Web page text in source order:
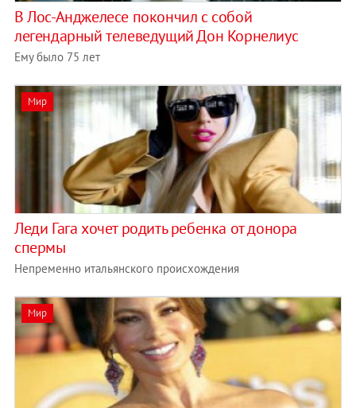
В Лос-Анджелесе покончил с собой
легендарный телеведущий Дон Корнелиус
Ему было 75 лет
Мир
Леди Гага хочет родить ребенка от донора
спермы
Непременно итальянского происхождения
Мир